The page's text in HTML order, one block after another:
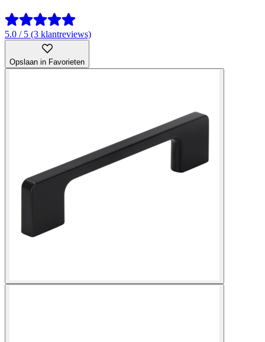
5.0 / 5 (3 klantreviews)
Opslaan in Favorieten